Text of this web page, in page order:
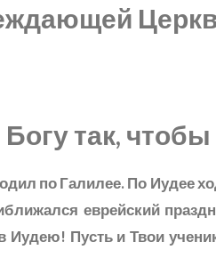
так,
по Галилее. По Иудее
еврейский
Иудею! Пусть и Твои